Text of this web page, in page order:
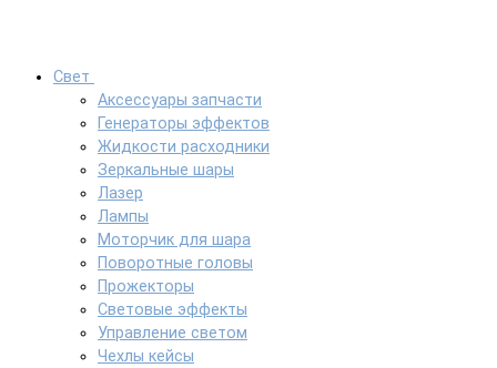
Свет
Аксессуары запчасти
Генераторы эффектов
Жидкости расходники
Зеркальные шары
Лазер
Лампы
Моторчик для шара
Поворотные головы
Прожекторы
Световые эффекты
Управление светом
Чехлы кейсы